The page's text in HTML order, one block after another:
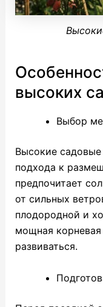
высоких
Выбор
Высокие
подхода к
предпочитает
от сильных
плодородной и
мощная
развиваться.